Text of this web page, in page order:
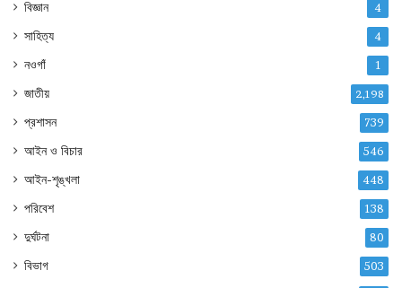
বিজ্ঞান 4
সাহিত্য 4
নওগাঁ 1
জাতীয় 2,198
প্রশাসন 739
আইন ও বিচার 546
আইন-শৃঙ্খলা 448
পরিবেশ 138
দুর্ঘটনা 80
বিভাগ 503